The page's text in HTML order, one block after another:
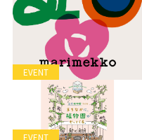
EVENT
EVENT